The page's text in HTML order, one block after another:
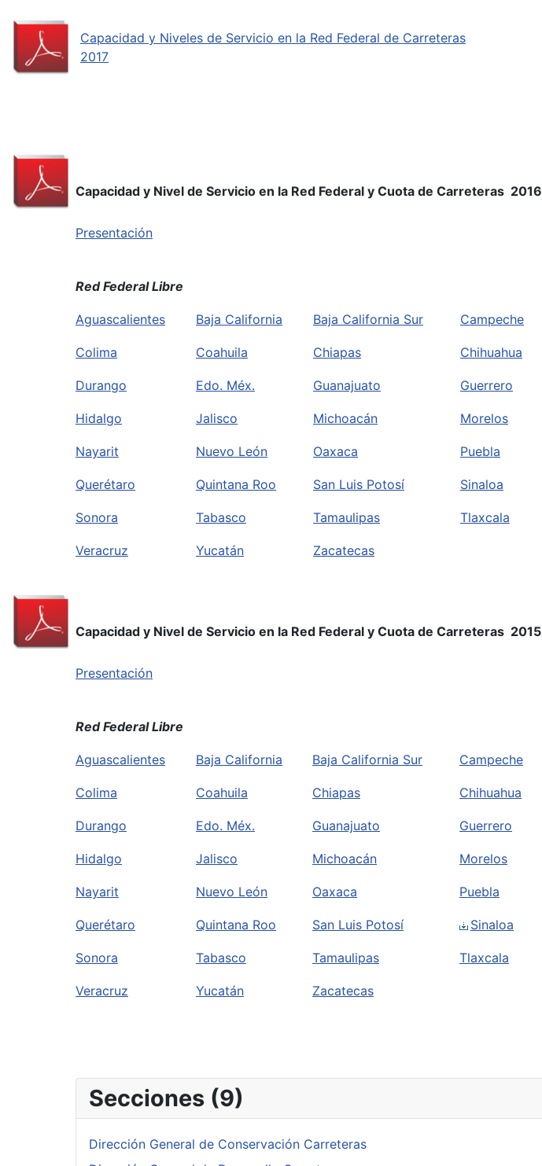
Capacidad y Niveles de Servicio en la Red Federal de Carreteras
2017
Capacidad y Nivel de Servicio en la Red Federal y Cuota de Carreteras 2016
Presentación
Red Federal Libre
Aguascalientes Baja California Baja California Sur Campeche
Colima Coahuila Chiapas Chihuahua
Durango Edo. Méx. Guanajuato Guerrero
Hidalgo Jalisco Michoacán Morelos
Nayarit Nuevo León Oaxaca Puebla
Querétaro Quintana Roo San Luis Potosí Sinaloa
Sonora Tabasco Tamaulipas Tlaxcala
Veracruz Yucatán Zacatecas
Capacidad y Nivel de Servicio en la Red Federal y Cuota de Carreteras 2015
Presentación
Red Federal Libre
Aguascalientes Baja California Baja California Sur Campeche
Colima Coahuila Chiapas Chihuahua
Durango Edo. Méx. Guanajuato Guerrero
Hidalgo Jalisco Michoacán Morelos
Nayarit Nuevo León Oaxaca Puebla
Querétaro Quintana Roo San Luis Potosí Sinaloa
Sonora Tabasco Tamaulipas Tlaxcala
Veracruz Yucatán Zacatecas
Secciones (9)
Dirección General de Conservación Carreteras